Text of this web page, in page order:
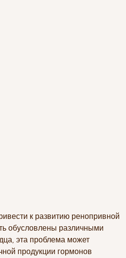
обусловлены различными
эта проблема может
продукции гормонов